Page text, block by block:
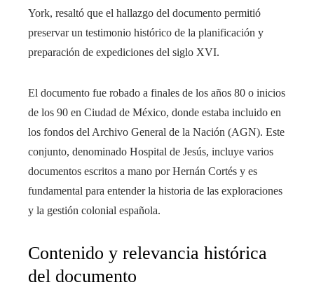
York, resaltó que el hallazgo del documento permitió
preservar un testimonio histórico de la planificación y
preparación de expediciones del siglo XVI.
El documento fue robado a finales de los años 80 o inicios
de los 90 en Ciudad de México, donde estaba incluido en
los fondos del Archivo General de la Nación (AGN). Este
conjunto, denominado Hospital de Jesús, incluye varios
documentos escritos a mano por Hernán Cortés y es
fundamental para entender la historia de las exploraciones
y la gestión colonial española.
Contenido y relevancia histórica
del documento